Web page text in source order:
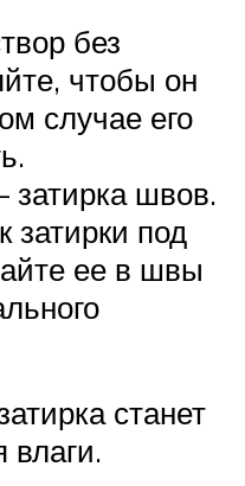
без
чтобы он
случае его
затирка швов.
затирки под
ее в швы
станет
влаги.